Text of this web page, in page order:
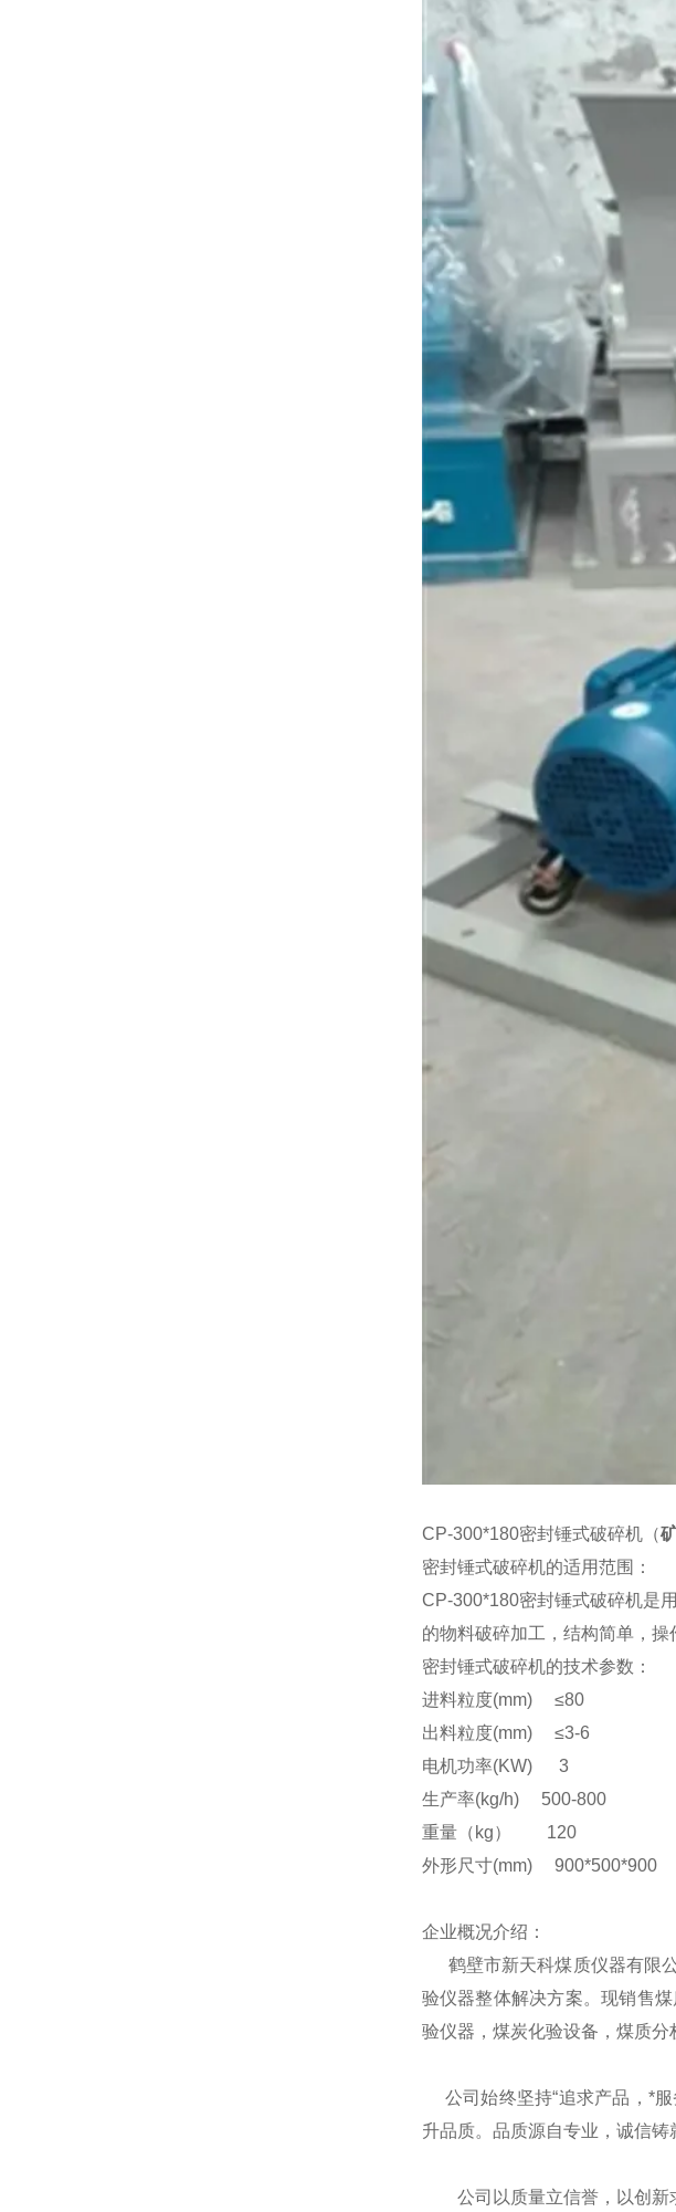
CP-300*180密封锤式破碎机（
密封锤式破碎机的适用范围：
CP-300*180密封锤式破碎机是
的物料破碎加工，结构简单，操
密封锤式破碎机的技术参数：
进料粒度(mm) ≤80
出料粒度(mm) ≤3-6
电机功率(KW) 3
生产率(kg/h) 500-800
重量（kg） 120
外形尺寸(mm) 900*500*900
企业概况介绍：
鹤壁市新天科煤质仪器有限公
验仪器整体解决方案。现销售
验仪器，煤炭化验设备，煤质分
公司始终坚持“追求产品，*服
升品质。品质源自专业，诚信铸
公司以质量立信誉，以创新求